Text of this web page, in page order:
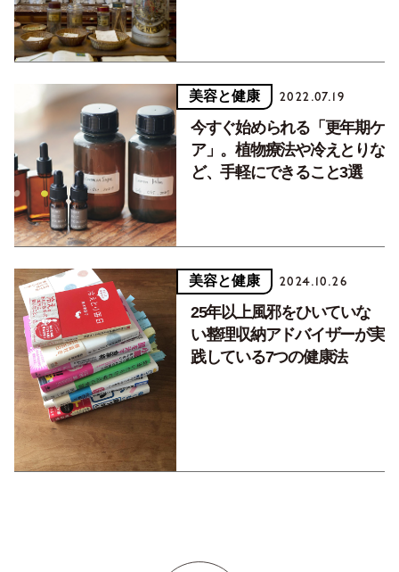
美容と健康 2022.07.19
今すぐ始められる「更年期ケ
ア」。植物療法や冷えとりな
ど、手軽にできること3選
美容と健康 2024.10.26
25年以上風邪をひいていな
い整理収納アドバイザーが実
践している7つの健康法